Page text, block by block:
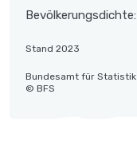
Bevölkerungsdichte:
Stand 2023
Bundesamt für Statistik
© BFS